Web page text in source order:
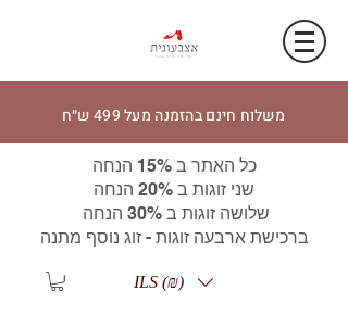
משלוח חינם בהזמנה מעל 499 ש״ח
כל האתר ב 15% הנחה
שני זוגות ב 20% הנחה
שלושה זוגות ב 30% הנחה
ברכישת ארבעה זוגות - זוג נוסף מתנה
ILS (₪)